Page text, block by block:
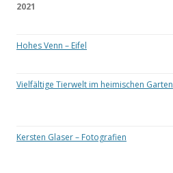
2021
Hohes Venn – Eifel
Vielfältige Tierwelt im heimischen Garten
Kersten Glaser – Fotografien